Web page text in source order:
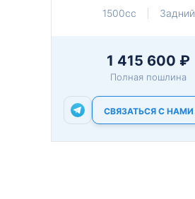
1500cc Задний
1 415 600 ₽
Полная пошлина
СВЯЗАТЬСЯ С НАМИ